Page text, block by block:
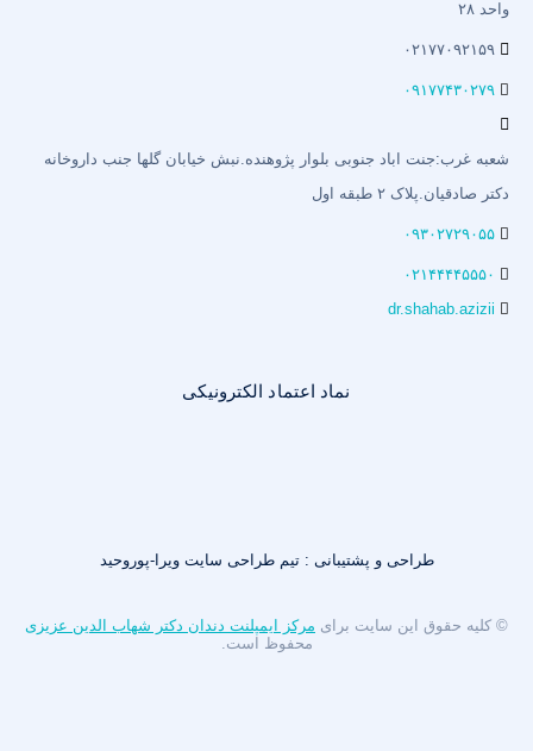
واحد ۲۸
۰۲۱۷۷۰۹۲۱۵۹
۰۹۱۷۷۴۳۰۲۷۹
شعبه غرب:جنت اباد جنوبی بلوار پژوهنده.نبش خیابان گلها جنب داروخانه
دکتر صادقیان.پلاک ۲ طبقه اول
۰۹۳۰۲۷۲۹۰۵۵
۰۲۱۴۴۴۴۵۵۵۰
dr.shahab.azizii
نماد اعتماد الکترونیکی
© کلیه حقوق این سایت برای مرکز ایمپلنت دندان دکتر شهاب الدین عزیزی
محفوظ است.
طراحی و پشتیبانی : تیم طراحی سایت ویرا-پوروحید